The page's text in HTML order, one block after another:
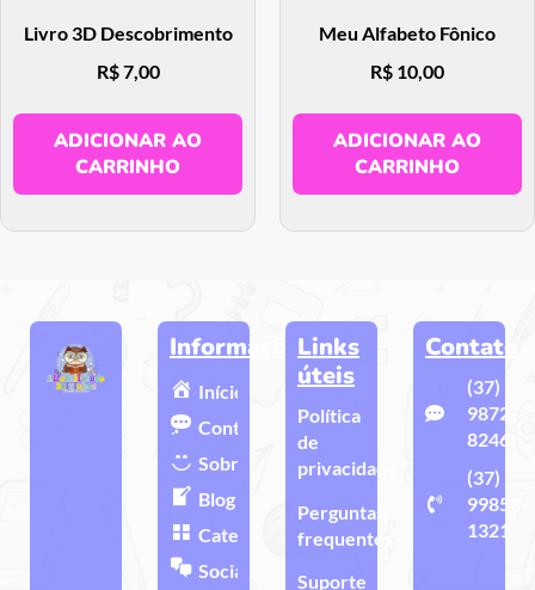
Livro 3D Descobrimento
R$7,00
ADICIONAR AO
CARRINHO
Meu Alfabeto Fônico
R$ 10,00
ADICIONAR AO
CARRINHO
Informações
Início
Contato
Sobre
Blog
Categorias
Sociais
Links
úteis
Política
de
privacidade
Perguntas
frequentes
Suporte
Contato
(37)
9872-
8246
(37)
99858-
1321